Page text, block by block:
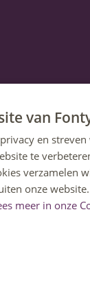
van
en
te
verzamelen
onze
meer in onze